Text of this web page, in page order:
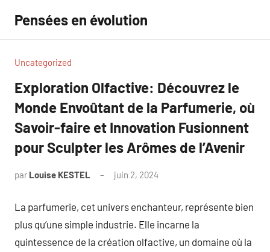
contenu
Pensées en évolution
Uncategorized
Exploration Olfactive: Découvrez le
Monde Envoûtant de la Parfumerie, où
Savoir-faire et Innovation Fusionnent
pour Sculpter les Arômes de l’Avenir
par Louise KESTEL juin 2, 2024
La parfumerie, cet univers enchanteur, représente bien
plus qu’une simple industrie. Elle incarne la
quintessence de la création olfactive, un domaine où la